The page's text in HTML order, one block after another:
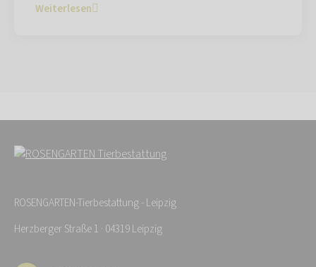
Weiterlesen
ROSENGARTEN-Tierbestattung - Leipzig
Herzberger Straße 1 · 04319 Leipzig